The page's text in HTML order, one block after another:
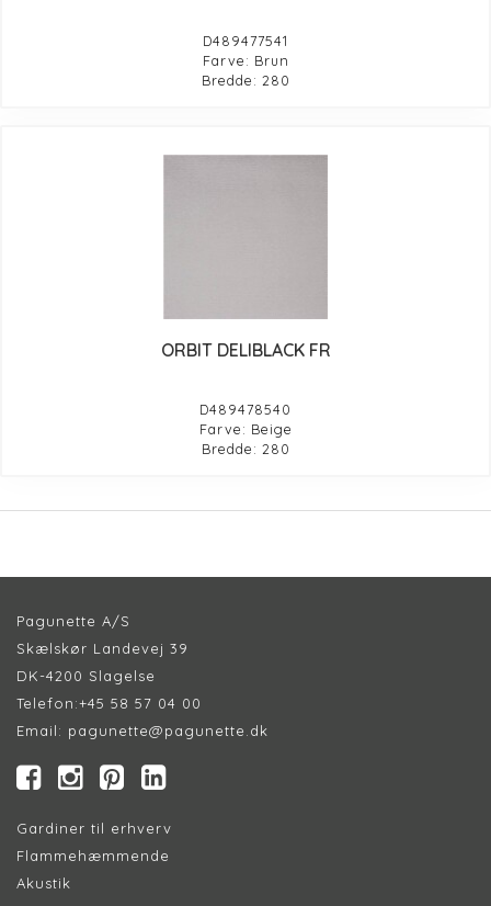
D489477541
Farve: Brun
Bredde: 280
ORBIT DELIBLACK FR
D489478540
Farve: Beige
Bredde: 280
Pagunette A/S
Skælskør Landevej 39
DK-4200 Slagelse
Telefon:+45 58 57 04 00
Email: pagunette@pagunette.dk
Gardiner til erhverv
Flammehæmmende
Akustik